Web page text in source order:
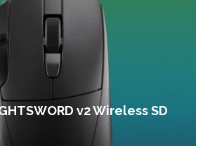
v2 Wireless SD